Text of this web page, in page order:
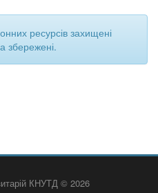
ресурсів захищені
збережені.
КНУТД © 2026